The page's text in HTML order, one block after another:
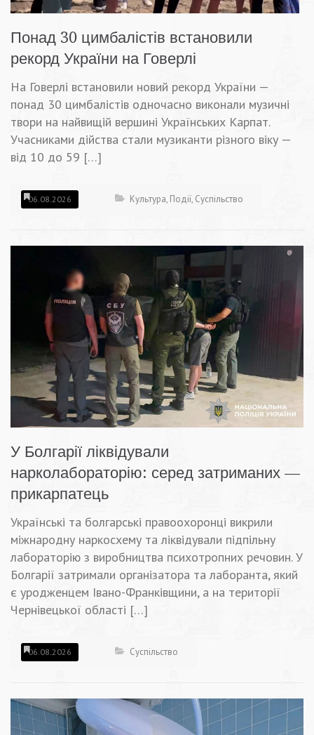
Понад 30 цимбалістів встановили
рекорд України на Говерлі
На Говерлі встановили новий рекорд України —
понад 30 цимбалістів одночасно виконали музичні
твори на найвищій вершині Українських Карпат.
Учасниками дійства стали музиканти різного віку —
від 10 до 59 […]
06.08.2026 Культура, Події, Суспільство
У Болгарії ліквідували
нарколабораторію: серед затриманих —
прикарпатець
Українські та болгарські правоохоронці викрили
міжнародну наркосхему та ліквідували підпільну
лабораторію з виробництва психотропних речовин. У
Болгарії затримали організатора та лаборанта, який
є уродженцем Івано-Франківщини, а на території
Чернівецької області […]
06.08.2026 Суспільство